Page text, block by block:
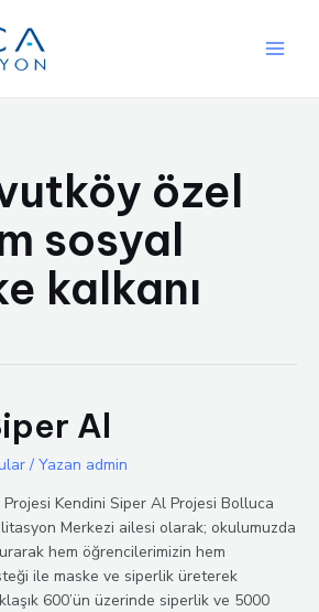
özel
sosyal
kalkanı
Al
/ Yazan admin
Projesi Kendini Siper Al Projesi Bolluca
Merkezi ailesi olarak; okulumuzda
hem öğrencilerimizin hem
ile maske ve siperlik üreterek
600’ün üzerinde siperlik ve 5000